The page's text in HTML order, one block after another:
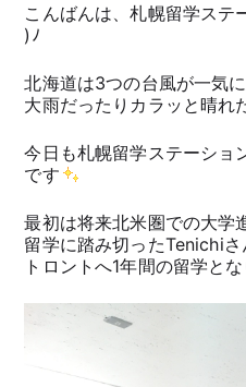
こんばんは、札幌留学ス
)ﾉ
北海道は3つの台風が一気
大雨だったりカラッと晴れ
今日も札幌留学ステーショ
です
最初は将来北米圏での大学
留学に踏み切ったTenichiさ
トロントへ1年間の留学と